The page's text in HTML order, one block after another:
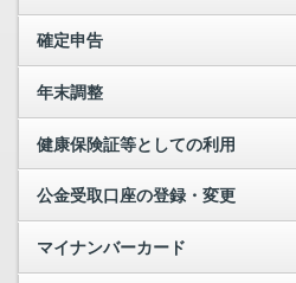
確定申告
年末調整
健康保険証等としての利用
公金受取口座の登録・変更
マイナンバーカード